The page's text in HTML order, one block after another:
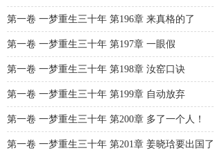
第一卷 一梦重生三十年 第196章 来真格的了
第一卷 一梦重生三十年 第197章 一眼假
第一卷 一梦重生三十年 第198章 汝窑口诀
第一卷 一梦重生三十年 第199章 自动放弃
第一卷 一梦重生三十年 第200章 多了一个人！
第一卷 一梦重生三十年 第201章 姜晓琀要出国了